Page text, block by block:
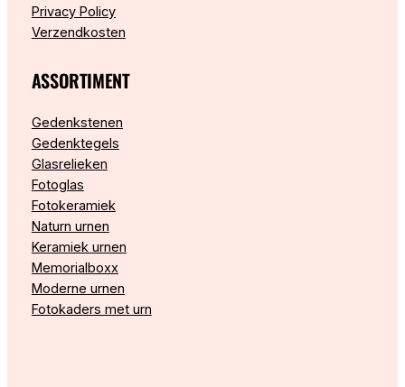
Privacy Policy
Verzendkosten
ASSORTIMENT
Gedenkstenen
Gedenktegels
Glasrelieken
Fotoglas
Fotokeramiek
Naturn urnen
Keramiek urnen
Memorialboxx
Moderne urnen
Fotokaders met urn